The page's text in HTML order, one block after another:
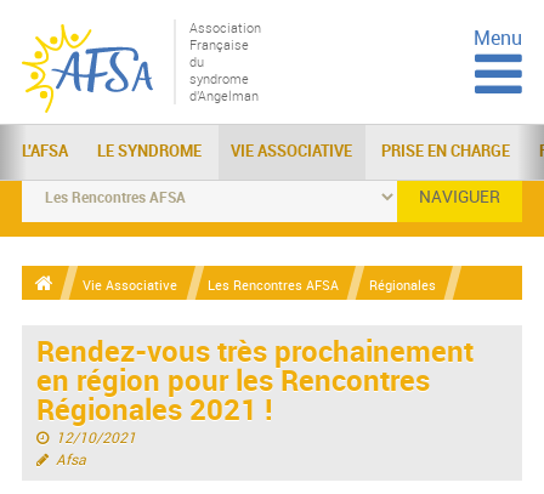
Association
Française
du
syndrome
d'Angelman
Menu
L'AFSA LE SYNDROME VIE ASSOCIATIVE PRISE EN CHARGE
NAVIGUER
Vie Associative Les Rencontres AFSA Régionales
Rendez-vous très prochainement
en région pour les Rencontres
Régionales 2021 !
12/10/2021
Afsa